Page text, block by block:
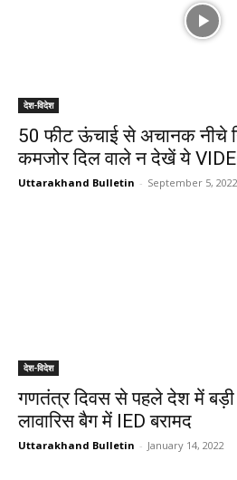
देश-विदेश
50 फीट ऊंचाई से अचानक नीचे
कमजोर दिल वाले न देखें ये
Uttarakhand Bulletin - September 5, 2022
देश-विदेश
गणतंत्र दिवस से पहले देश में बड़ी
लावारिस बैग में IED बरामद
Uttarakhand Bulletin - January 14, 2022